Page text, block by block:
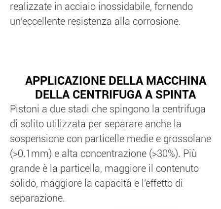
realizzate in acciaio inossidabile, fornendo
un'eccellente resistenza alla corrosione.
APPLICAZIONE DELLA MACCHINA
DELLA CENTRIFUGA A SPINTA
Pistoni a due stadi che spingono la centrifuga
di solito utilizzata per separare anche la
sospensione con particelle medie e grossolane
(>0.1mm) e alta concentrazione (>30%). Più
grande è la particella, maggiore il contenuto
solido, maggiore la capacità e l'effetto di
separazione.